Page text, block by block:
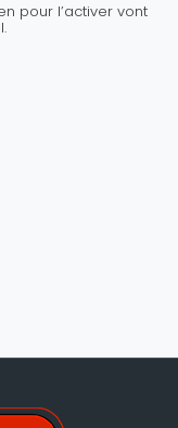
pour l’activer vont